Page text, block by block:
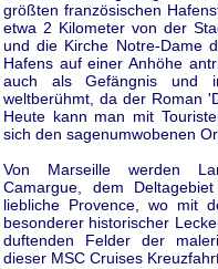
größten französischen
etwa 2 Kilometer von der
und die Kirche Notre-Dame
Hafens auf einer Anhöhe
auch als Gefängnis und
weltberühmt, da der Roman
Heute kann man mit
sich den sagenumwobenen
Von Marseille werden
Camargue, dem
liebliche Provence, wo mit
besonderer historischer
duftenden Felder der
dieser MSC Cruises